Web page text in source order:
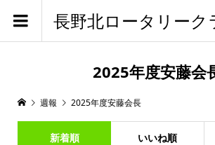
長野北ロータリーク
2025年度安藤会
週報 2025年度安藤会長
新着順 いいね順